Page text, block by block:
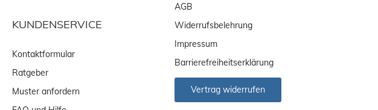
KUNDENSERVICE
Kontaktformular
Ratgeber
Muster anfordern
AGB
Widerrufsbelehrung
Impressum
Barrierefreiheitserklärung
Vertrag widerrufen